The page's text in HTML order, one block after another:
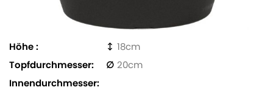
Höhe
18
Topfdurchmesser
20
Innendurchmesser